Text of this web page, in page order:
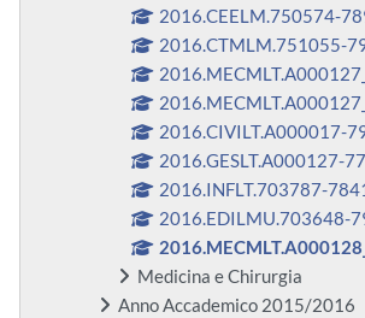
2016.CEELM.750574-
2016.CTMLM.751055-
2016.CIVILT.A000017-
2016.GESLT.A000127-
2016.INFLT.703787-
2016.EDILMU.703648-
Medicina e Chirurgia
Anno Accademico 2015/2016